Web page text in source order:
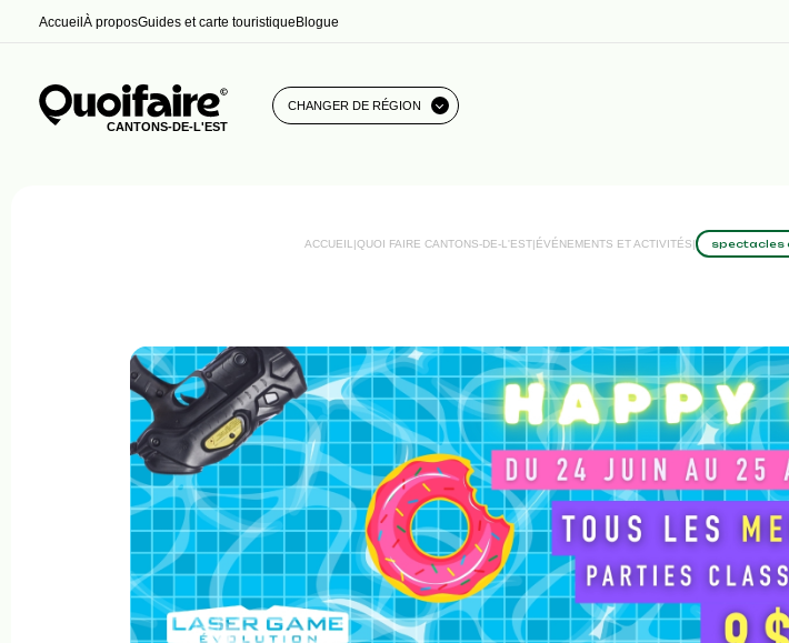
Accueil À proposGuides et carte touristique Blogue
CANTONS-DE-L'EST
CHANGER DE RÉGION
ACCUEIL |QUOI FAIRE CANTONS-DE-L'EST|ÉVÉNEMENTS ET ACTIVITÉS| spectacles